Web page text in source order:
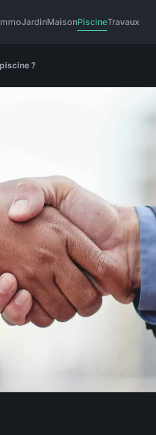
JardinMaisonPiscineTravaux
?